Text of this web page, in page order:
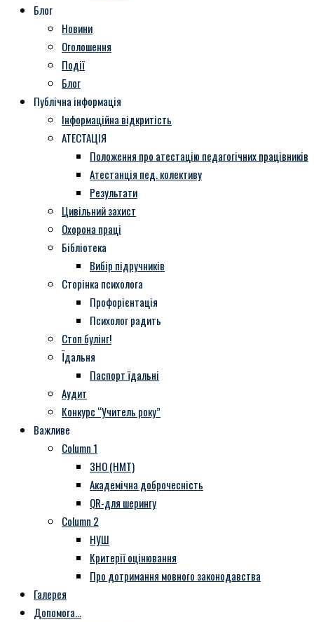
Блог
Новини
Оголошення
Події
Блог
Публічна інформація
Інформаційна відкритість
АТЕСТАЦІЯ
Положення про атестацію педагогічних працівників
Атестанція пед. колективу
Результати
Цивільний захист
Охорона праці
Бібліотека
Вибір підручників
Сторінка психолога
Профорієнтація
Психолог радить
Стоп булінг!
Їдальня
Паспорт їдальні
Аудит
Конкурс “Учитель року”
Важливе
Column 1
ЗНО (НМТ)
Академічна доброчесність
QR-для шерингу
Column 2
НУШ
Критерії оцінювання
Про дотримання мовного законодавства
Галерея
Допомога…